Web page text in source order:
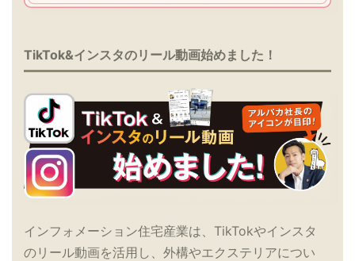
TikTok&インスタのリール動画始めました！
インフォメーション住宅産業は、TikTokやインスタ
のリール動画を活用し、外構やエクステリアについ